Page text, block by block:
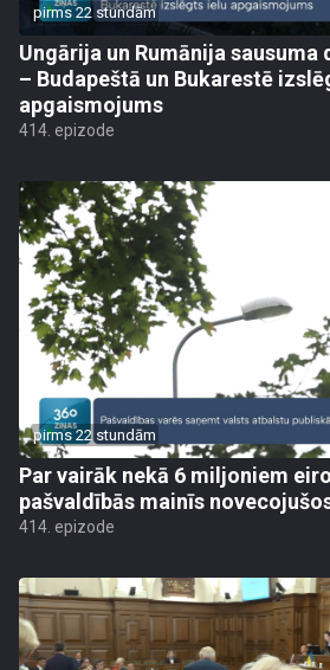
pirms 22 stundām
Ungārija un Rumānija
– Budapeštā un Bukarestē
apgaismojums
414. epizode
pirms 22 stundām
Par vairāk nekā 6 miljoniem
pašvaldībās mainīs
414. epizode